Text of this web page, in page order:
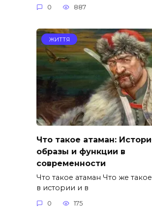
0 887
ЖИТТЯ
Что такое атаман:
образы и функции в
современности
Что такое атаман Что же
в истории и в
0 175